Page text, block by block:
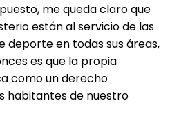
me queda claro que
están al servicio de las
deporte en todas sus áreas,
es que la propia
como un derecho
habitantes de nuestro